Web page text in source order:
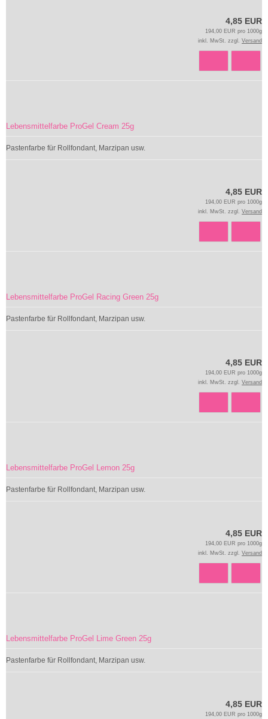
4,85 EUR
194,00 EUR pro 1000g
inkl. MwSt. zzgl. Versand
Lebensmittelfarbe ProGel Cream 25g
Pastenfarbe für Rollfondant, Marzipan usw.
4,85 EUR
194,00 EUR pro 1000g
inkl. MwSt. zzgl. Versand
Lebensmittelfarbe ProGel Racing Green 25g
Pastenfarbe für Rollfondant, Marzipan usw.
4,85 EUR
194,00 EUR pro 1000g
inkl. MwSt. zzgl. Versand
Lebensmittelfarbe ProGel Lemon 25g
Pastenfarbe für Rollfondant, Marzipan usw.
4,85 EUR
194,00 EUR pro 1000g
inkl. MwSt. zzgl. Versand
Lebensmittelfarbe ProGel Lime Green 25g
Pastenfarbe für Rollfondant, Marzipan usw.
4,85 EUR
194,00 EUR pro 1000g